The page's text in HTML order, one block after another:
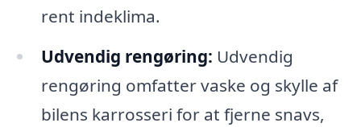
rent indeklima.
Udvendig rengøring: Udvendig
rengøring omfatter vaske og skylle af
bilens karrosseri for at fjerne snavs,